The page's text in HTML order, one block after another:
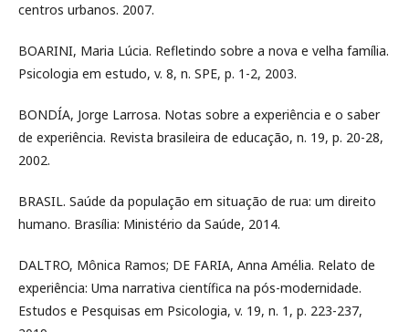
centros urbanos. 2007.
BOARINI, Maria Lúcia. Refletindo sobre a nova e velha família.
Psicologia em estudo, v. 8, n. SPE, p. 1-2, 2003.
BONDÍA, Jorge Larrosa. Notas sobre a experiência e o saber
de experiência. Revista brasileira de educação, n. 19, p. 20-28,
2002.
BRASIL. Saúde da população em situação de rua: um direito
humano. Brasília: Ministério da Saúde, 2014.
DALTRO, Mônica Ramos; DE FARIA, Anna Amélia. Relato de
experiência: Uma narrativa científica na pós-modernidade.
Estudos e Pesquisas em Psicologia, v. 19, n. 1, p. 223-237,